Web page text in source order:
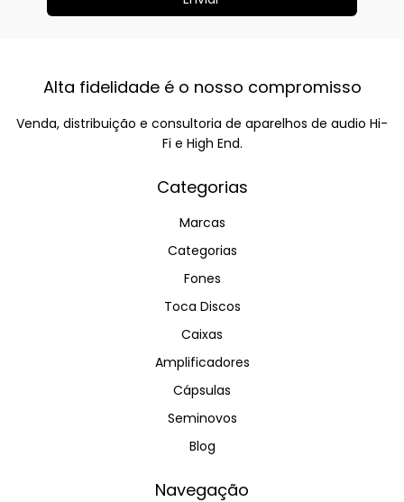
Alta fidelidade é o nosso compromisso
Venda, distribuição e consultoria de aparelhos de audio Hi-
Fi e High End.
Categorias
Marcas
Categorias
Fones
Toca Discos
Caixas
Amplificadores
Cápsulas
Seminovos
Blog
Navegação